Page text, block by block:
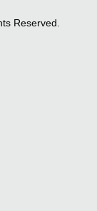
Reserved.